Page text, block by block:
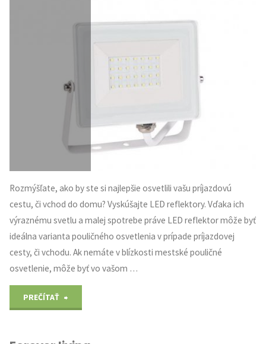
Rozmýšľate, ako by ste si najlepšie osvetlili vašu príjazdovú
cestu, či vchod do domu? Vyskúšajte LED reflektory. Vďaka ich
výraznému svetlu a malej spotrebe práve LED reflektor môže byť
ideálna varianta pouličného osvetlenia v prípade príjazdovej
cesty, či vchodu. Ak nemáte v blízkosti mestské pouličné
osvetlenie, môže byť vo vašom …
PREČÍTAŤ